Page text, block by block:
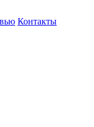
Контакты